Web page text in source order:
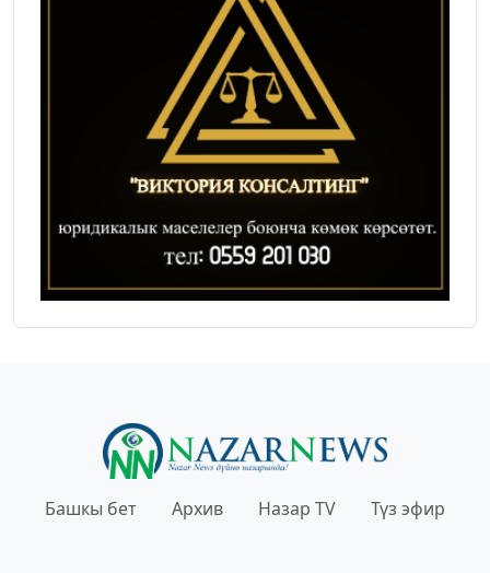
Башкы бет Архив Назар TV Түз эфир